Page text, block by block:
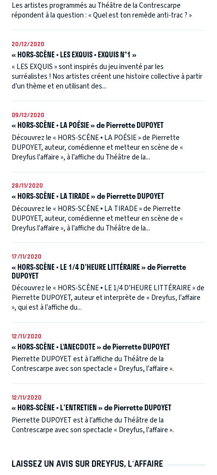
Les artistes programmés au Théâtre de la Contrescarpe
répondent à la question : « Quel est ton remède anti-trac ? »
20/12/2020
« HORS-SCÈNE • LES EXQUIS • EXQUIS N°1 »
« LES EXQUIS » sont inspirés du jeu inventé par les
surréalistes ! Nos artistes créent une histoire collective à partir
d’un thème et en utilisant des...
09/12/2020
« HORS-SCÈNE • LA POÉSIE » de Pierrette DUPOYET
Découvrez le « HORS-SCÈNE • LA POÉSIE » de Pierrette
DUPOYET, auteur, comédienne et metteur en scène de «
Dreyfus l'affaire », à l’affiche du Théâtre de la...
28/11/2020
« HORS-SCÈNE • LA TIRADE » de Pierrette DUPOYET
Découvrez le « HORS-SCÈNE • LA TIRADE » de Pierrette
DUPOYET, auteur, comédienne et metteur en scène de «
Dreyfus l'affaire », à l’affiche du Théâtre de la...
17/11/2020
« HORS-SCÈNE • LE 1/4 D'HEURE LITTÉRAIRE » de Pierrette
DUPOYET
Découvrez le « HORS-SCÈNE • LE 1/4 D’HEURE LITTÉRAIRE » de
Pierrette DUPOYET, auteur et interprète de « Dreyfus, l’affaire
», qui est à l’affiche du...
12/11/2020
« HORS-SCÈNE • L’ANECDOTE » de Pierrette DUPOYET
Pierrette DUPOYET est à l’affiche du Théâtre de la
Contrescarpe avec son spectacle « Dreyfus, l’affaire ».
12/11/2020
« HORS-SCÈNE • L'ENTRETIEN » de Pierrette DUPOYET
Pierrette DUPOYET est à l’affiche du Théâtre de la
Contrescarpe avec son spectacle « Dreyfus, l’affaire ».
LAISSEZ UN AVIS SUR DREYFUS, L'AFFAIRE